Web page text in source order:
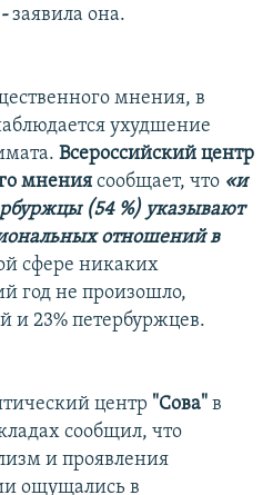
заявила она.
мнения, в
ухудшение
Всероссийский центр
мнения сообщает, что «и
(54 %) указывают
отношений в
сфере никаких
год не произошло,
и 23% петербуржцев.
центр "Сова" в
сообщил, что
и проявления
ощущались в